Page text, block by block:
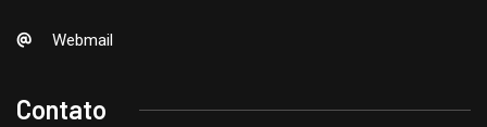
Webmail
Contato